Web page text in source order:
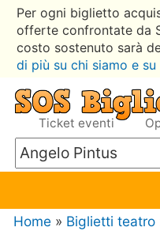
Per ogni biglietto
offerte confrontate da
costo sostenuto sarà
di più su chi siamo e
Ticket eventi
Home » Biglietti teatro